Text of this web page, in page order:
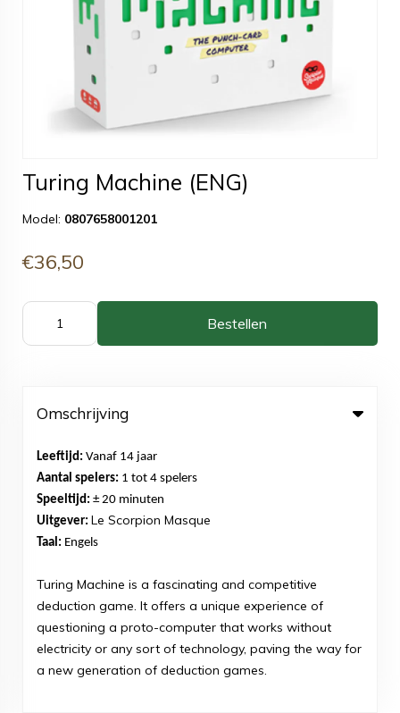
Turing Machine (ENG)
Model: 0807658001201
€36,50
Bestellen
Omschrijving
Leeftijd: Vanaf 14 jaar
Aantal spelers: 1 tot 4 spelers
Speeltijd: ± 20 minuten
Uitgever: Le Scorpion Masque
Taal: Engels
Turing Machine is a fascinating and competitive
deduction game. It offers a unique experience of
questioning a proto-computer that works without
electricity or any sort of technology, paving the way for
a new generation of deduction games.